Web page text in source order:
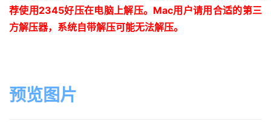
荐使用2345好压在电脑上解压。 Mac用户请用合适的第三
方解压器，系统自带解压可能无法解压。
预览图片